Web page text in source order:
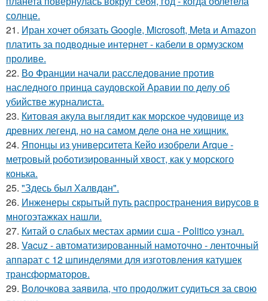
солнце.
21. Иран хочет обязать Google, Microsoft, Meta и Amazon
платить за подводные интернет - кабели в ормузском
проливе.
22. Во Франции начали расследование против
наследного принца саудовской Аравии по делу об
убийстве журналиста.
23. Китовая акула выглядит как морское чудовище из
древних легенд, но на самом деле она не хищник.
24. Японцы из университета Кейо изобрели Arque -
метровый роботизированный хвост, как у морского
конька.
25. "Здесь был Халвдан".
26. Инженеры скрытый путь распространения вирусов в
многоэтажках нашли.
27. Китай о слабых местах армии сша - Politico узнал.
28. Vacuz - автоматизированный намоточно - ленточный
аппарат с 12 шпинделями для изготовления катушек
трансформаторов.
29. Волочкова заявила, что продолжит судиться за свою